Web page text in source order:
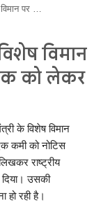
को भेजा सुझाव!
विमान
को लेकर
के विशेष विमान
कमी को नोटिस
राष्ट्रीय
उसकी
हो रही है।